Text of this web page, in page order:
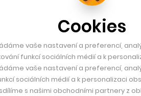
Cookies
vaše nastavení a preferencí,
funkcí sociálních médií a k
vaše nastavení a preferencí,
sociálních médií a k personalizaci
s našimi obchodními partnery z